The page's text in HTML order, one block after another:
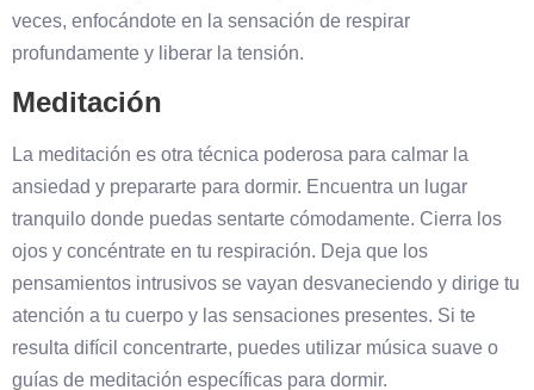
veces, enfocándote en la sensación de respirar
profundamente y liberar la tensión.
Meditación
La meditación es otra técnica poderosa para calmar la
ansiedad y prepararte para dormir. Encuentra un lugar
tranquilo donde puedas sentarte cómodamente. Cierra los
ojos y concéntrate en tu respiración. Deja que los
pensamientos intrusivos se vayan desvaneciendo y dirige tu
atención a tu cuerpo y las sensaciones presentes. Si te
resulta difícil concentrarte, puedes utilizar música suave o
guías de meditación específicas para dormir.